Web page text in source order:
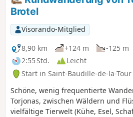
Brotel
Visorando-Mitglied
8,90 km
+124 m
-125 m
2:55 Std.
Leicht
Start in Saint-Baudille-de-la-Tour
Schöne, wenig frequentierte
Torjonas, zwischen Wäldern und
vielfältige Tierwelt (Kühe, Esel,